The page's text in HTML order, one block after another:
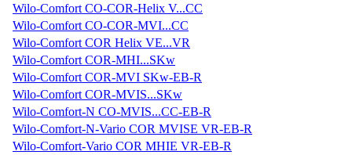
Wilo-Comfort CO-COR-Helix V...CC
Wilo-Comfort CO-COR-MVI...CC
Wilo-Comfort COR Helix VE...VR
Wilo-Comfort COR-MHI...SKw
Wilo-Comfort COR-MVI SKw-EB-R
Wilo-Comfort COR-MVIS...SKw
Wilo-Comfort-N CO-MVIS...CC-EB-R
Wilo-Comfort-N-Vario COR MVISE VR-EB-R
Wilo-Comfort-Vario COR MHIE VR-EB-R